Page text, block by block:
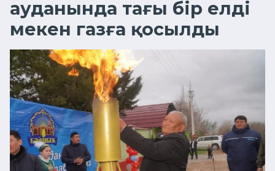
ауданында тағы бір елді
мекен газға қосылды